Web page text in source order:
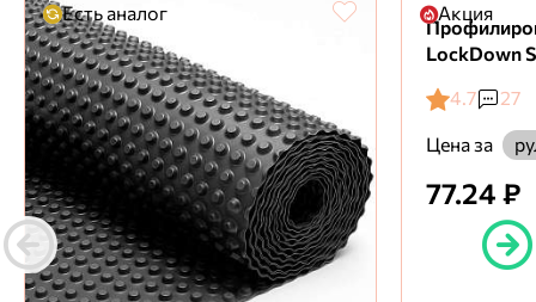
Есть аналог Акция
LockDown
4.7
27
Цена за
77.24 ₽